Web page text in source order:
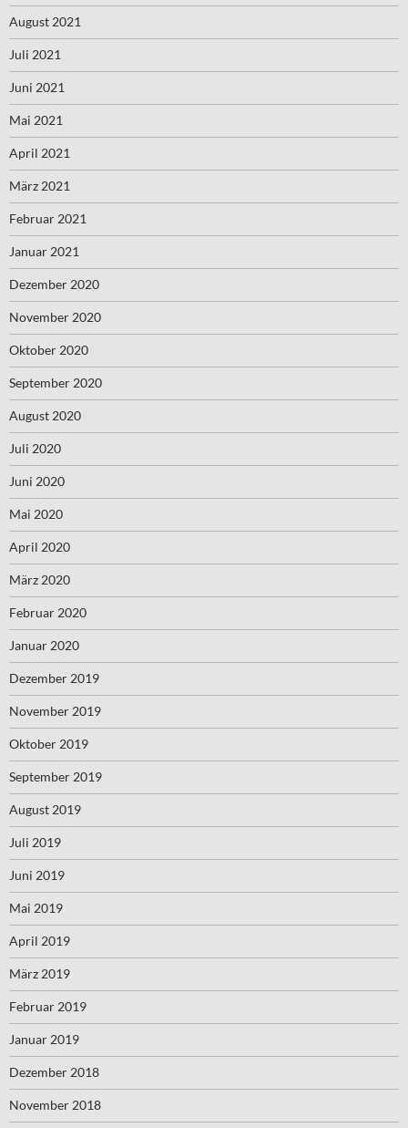
August 2021
Juli 2021
Juni 2021
Mai 2021
April 2021
März 2021
Februar 2021
Januar 2021
Dezember 2020
November 2020
Oktober 2020
September 2020
August 2020
Juli 2020
Juni 2020
Mai 2020
April 2020
März 2020
Februar 2020
Januar 2020
Dezember 2019
November 2019
Oktober 2019
September 2019
August 2019
Juli 2019
Juni 2019
Mai 2019
April 2019
März 2019
Februar 2019
Januar 2019
Dezember 2018
November 2018